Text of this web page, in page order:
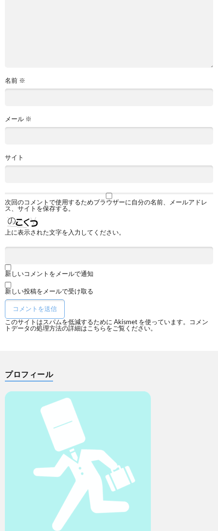
名前 ※
メール ※
サイト
次回のコメントで使用するためブラウザーに自分の名前、メールアドレ
ス、サイトを保存する。
上に表示された文字を入力してください。
新しいコメントをメールで通知
新しい投稿をメールで受け取る
このサイトはスパムを低減するために Akismet を使っています。
コメン
トデータの処理方法の詳細はこちらをご覧ください。
プロフィール